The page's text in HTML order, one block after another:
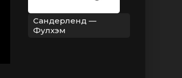
Сандерленд —
Фулхэм